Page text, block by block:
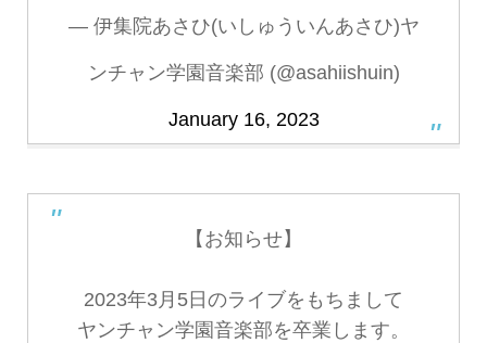
— 伊集院あさひ(いしゅういんあさひ)ヤ
ンチャン学園音楽部 (@asahiishuin)
January 16, 2023
【お知らせ】
2023年3月5日のライブをもちまして
ヤンチャン学園音楽部を卒業します。